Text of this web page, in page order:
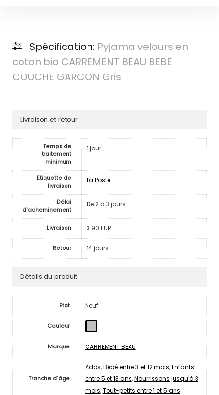
Spécification: Pyjama velours en
coton bio CARREMENT BEAU BEBE
COUCHE GARCON Gris
Livraison et retour
Temps de
traitement
minimum
1 jour
Etiquette de
livraison
La Poste
Délai
d'acheminement
De 2 à 3 jours
Livraison 3.90 EUR
Retour 14 jours
Détails du produit
Etat Neuf
Couleur
Marque CARREMENT BEAU
Tranche d'âge
Ados,Bébé entre 3 et 12 mois,Enfants
entre 5 et 13 ans,Nourrissons jusqu'à 3
mois,Tout-petits entre 1 et 5 ans